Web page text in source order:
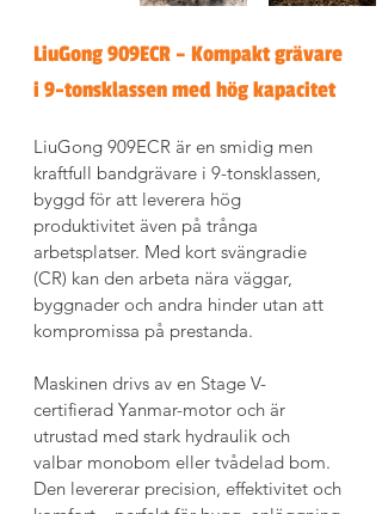
LiuGong 909ECR – Kompakt grävare
i 9-tons­klassen med hög kapacitet
LiuGong 909ECR är en smidig men
kraftfull bandgrävare i 9-tons­klassen,
byggd för att leverera hög
produktivitet även på trånga
arbetsplatser. Med kort svängradie
(CR) kan den arbeta nära väggar,
byggnader och andra hinder utan att
kompromissa på prestanda.
Maskinen drivs av en Stage V-
certifierad Yanmar-motor och är
utrustad med stark hydraulik och
valbar monobom eller tvådelad bom.
Den levererar precision, effektivitet och